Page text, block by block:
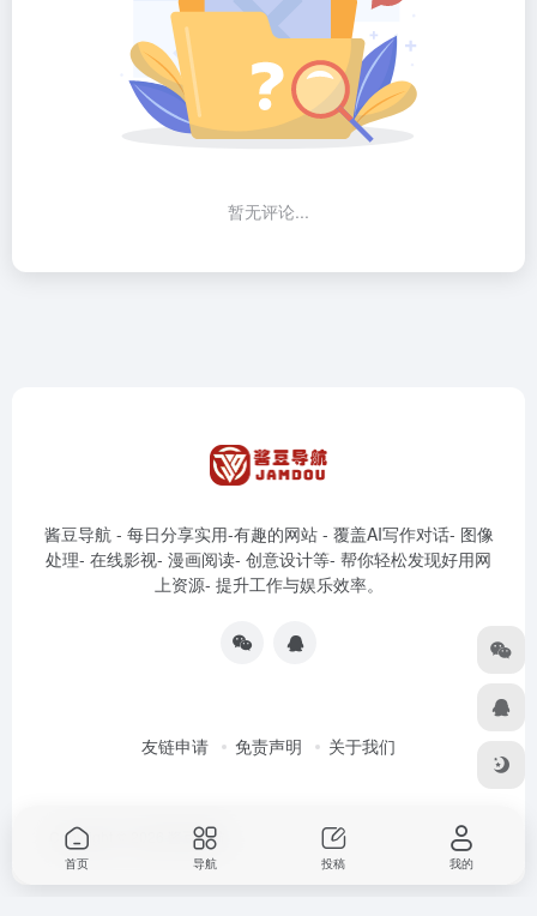
暂无评论...
酱豆导航 - 每日分享实用-有趣的网站 - 覆盖AI写作对话- 图像
处理- 在线影视- 漫画阅读- 创意设计等- 帮你轻松发现好用网
上资源- 提升工作与娱乐效率。
友链申请 免责声明 关于我们
Copyright © 2026 酱豆导航
首页 导航 投稿 我的